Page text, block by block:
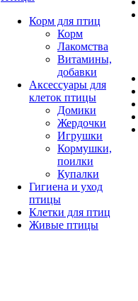
Корм для птиц
Корм
Лакомства
Витамины,
добавки
Аксессуары для
клеток птицы
Домики
Жердочки
Игрушки
Кормушки,
поилки
Купалки
Гигиена и уход
птицы
Клетки для птиц
Живые птицы